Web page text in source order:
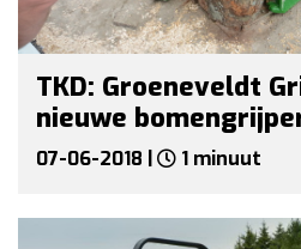
TKD: Groeneveldt
nieuwe
07-06-2018 | 1 minuut